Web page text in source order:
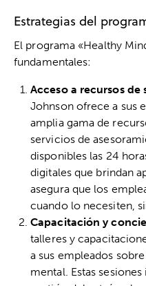
Estrategias del
El programa «Healthy
fundamentales:
Acceso a recursos
Johnson ofrece a sus
amplia gama de
servicios de
disponibles las 24
digitales que brindan
asegura que los
cuando lo necesiten,
Capacitación y
talleres y
a sus empleados
mental. Estas